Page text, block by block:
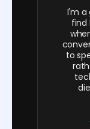
I'm a
find
to